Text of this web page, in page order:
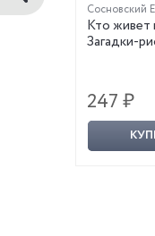
Сосновский
Кто живет
Загадки-
247 ₽